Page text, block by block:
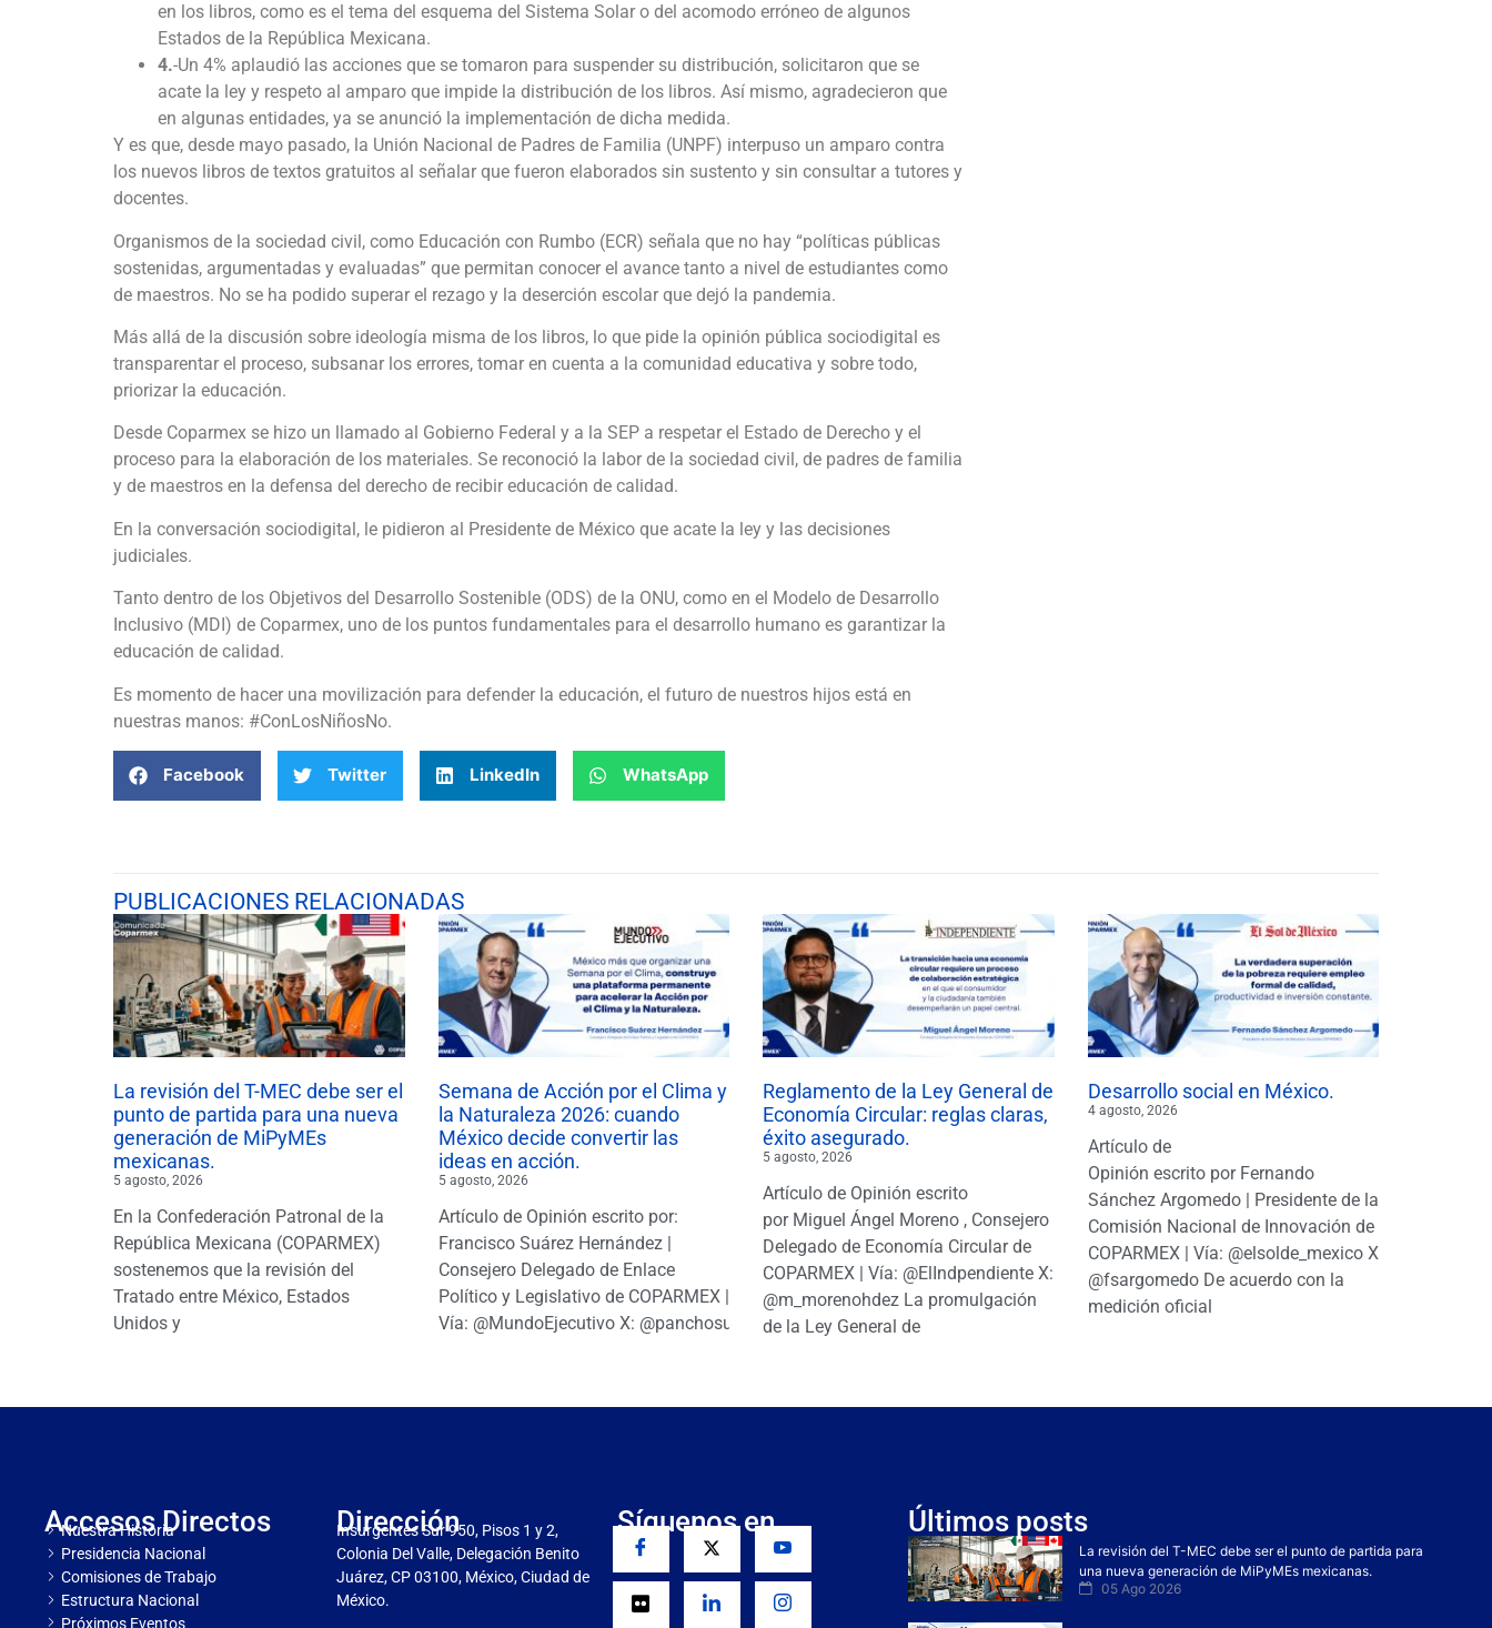
en los libros, como es el tema del esquema del Sistema Solar o del acomodo erróneo de algunos
Estados de la República Mexicana.
4.-Un 4% aplaudió las acciones que se tomaron para suspender su distribución, solicitaron que se
acate la ley y respeto al amparo que impide la distribución de los libros. Así mismo, agradecieron que
en algunas entidades, ya se anunció la implementación de dicha medida.
Y es que, desde mayo pasado, la Unión Nacional de Padres de Familia (UNPF) interpuso un amparo contra
los nuevos libros de textos gratuitos al señalar que fueron elaborados sin sustento y sin consultar a tutores y
docentes.
Organismos de la sociedad civil, como Educación con Rumbo (ECR) señala que no hay “políticas públicas
sostenidas, argumentadas y evaluadas” que permitan conocer el avance tanto a nivel de estudiantes como
de maestros. No se ha podido superar el rezago y la deserción escolar que dejó la pandemia.
Más allá de la discusión sobre ideología misma de los libros, lo que pide la opinión pública sociodigital es
transparentar el proceso, subsanar los errores, tomar en cuenta a la comunidad educativa y sobre todo,
priorizar la educación.
Desde Coparmex se hizo un llamado al Gobierno Federal y a la SEP a respetar el Estado de Derecho y el
proceso para la elaboración de los materiales. Se reconoció la labor de la sociedad civil, de padres de familia
y de maestros en la defensa del derecho de recibir educación de calidad.
En la conversación sociodigital, le pidieron al Presidente de México que acate la ley y las decisiones
judiciales.
Tanto dentro de los Objetivos del Desarrollo Sostenible (ODS) de la ONU, como en el Modelo de Desarrollo
Inclusivo (MDI) de Coparmex, uno de los puntos fundamentales para el desarrollo humano es garantizar la
educación de calidad.
Es momento de hacer una movilización para defender la educación, el futuro de nuestros hijos está en
nuestras manos: #ConLosNiñosNo.
Facebook Twitter LinkedIn WhatsApp
PUBLICACIONES RELACIONADAS
La revisión del T-MEC debe ser el
punto de partida para una nueva
generación de MiPyMEs
mexicanas.
5 agosto, 2026
En la Confederación Patronal de la
República Mexicana (COPARMEX)
sostenemos que la revisión del
Tratado entre México, Estados
Unidos y
Semana de Acción por el Clima y
la Naturaleza 2026: cuando
México decide convertir las
ideas en acción.
5 agosto, 2026
Artículo de Opinión escrito por:
Francisco Suárez Hernández |
Consejero Delegado de Enlace
Político y Legislativo de COPARMEX |
Vía: @MundoEjecutivo X: @panchosuarezh
Reglamento de la Ley General de
Economía Circular: reglas claras,
éxito asegurado.
5 agosto, 2026
Artículo de Opinión escrito
por Miguel Ángel Moreno , Consejero
Delegado de Economía Circular de
COPARMEX | Vía: @ElIndpendiente X:
@m_morenohdez La promulgación
de la Ley General de
Desarrollo social en México.
4 agosto, 2026
Artículo de
Opinión escrito por Fernando
Sánchez Argomedo | Presidente de la
Comisión Nacional de Innovación de
COPARMEX | Vía: @elsolde_mexico X:
@fsargomedo De acuerdo con la
medición oficial
Accesos Directos
Nuestra Historia
Presidencia Nacional
Comisiones de Trabajo
Estructura Nacional
Próximos Eventos
Dirección
Insurgentes Sur 950, Pisos 1 y 2,
Colonia Del Valle, Delegación Benito
Juárez, CP 03100, México, Ciudad de
México.
Síguenos en Últimos posts
La revisión del T-MEC debe ser el punto de partida para
una nueva generación de MiPyMEs mexicanas.
05 Ago 2026